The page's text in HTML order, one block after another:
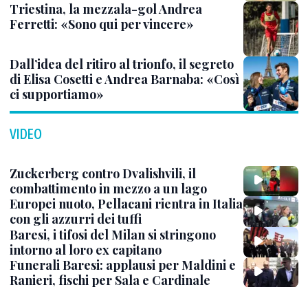
Triestina, la mezzala-gol Andrea
Ferretti: «Sono qui per vincere»
Dall’idea del ritiro al trionfo, il segreto
di Elisa Cosetti e Andrea Barnaba: «Così
ci supportiamo»
VIDEO
Zuckerberg contro Dvalishvili, il
combattimento in mezzo a un lago
Europei nuoto, Pellacani rientra in Italia
con gli azzurri dei tuffi
Baresi, i tifosi del Milan si stringono
intorno al loro ex capitano
Funerali Baresi: applausi per Maldini e
Ranieri, fischi per Sala e Cardinale